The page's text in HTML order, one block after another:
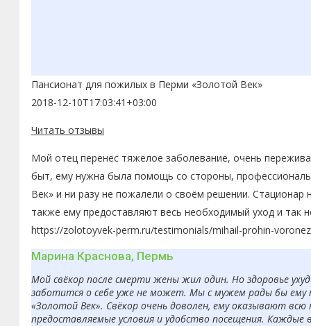
Пансионат для пожилых в Перми «Золотой Век»
2018-12-10T17:03:41+03:00
Читать отзывы
Мой отец перенёс тяжёлое заболевание, очень
быт, ему нужна была помощь со стороны,
Век» и ни разу не пожалели о своём решении.
также ему предоставляют весь необходимый уход и так
https://zolotoyvek-perm.ru/testimonials/mihail-prohin-
Марина Краснова, Пермь
Мой свёкор после смерти жены жил один. Но здоровье
заботится о себе уже не может. Мы с мужем рады бы ему
«Золотой Век». Свёкор очень доволен, ему оказывают
предоставляемые условия и удобство посещения.